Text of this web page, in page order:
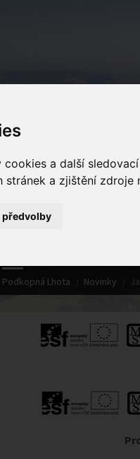
a další
a zjištění zdroje
předvolby
Podkopná Lhota Novinky